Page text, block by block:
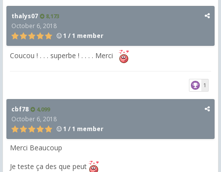
thalys07 8,173
October 6, 2018
1 / 1 member
Coucou ! . . . superbe ! . . . . Merci
1
cbf78 4,099
October 6, 2018
1 / 1 member
Merci Beaucoup
Je teste ça des que peut